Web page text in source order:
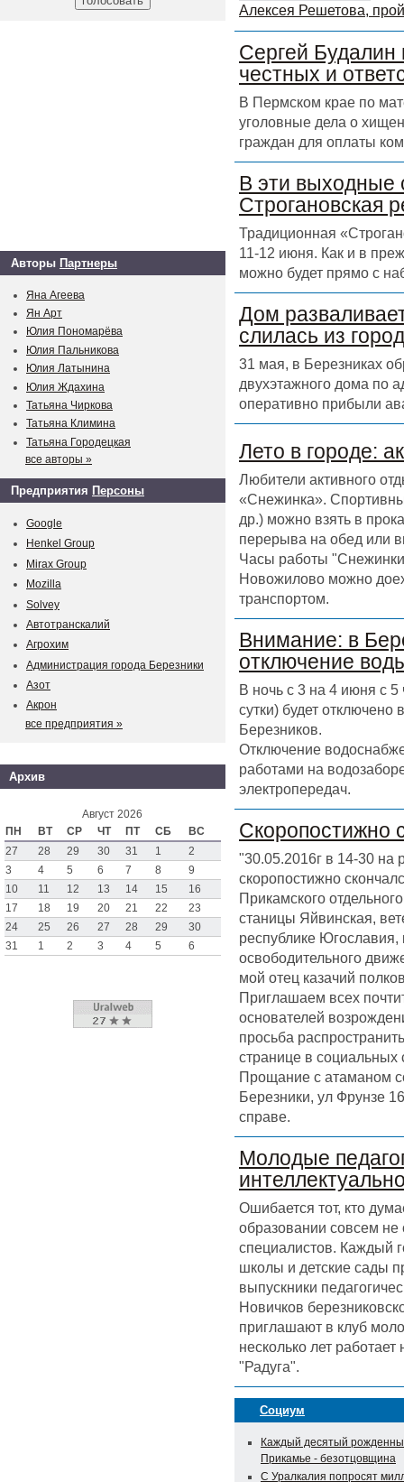
Алексея Решетова,
Сергей Будалин
честных и
В Пермском крае по
уголовные дела о
граждан для оплаты
В эти выходные
Строгановская
Традиционная
11-12 июня. Как и в
можно будет прямо с
Дом
слилась из
31 мая, в Березниках
двухэтажного дома по
оперативно прибыли
Лето в городе:
Любители активного
«Снежинка».
др.) можно взять в
перерыва на обед или
Часы работы
Новожилово можно
транспортом.
Внимание: в
отключение
В ночь с 3 на 4 июня с 5
сутки) будет
Березников.
Отключение
работами на
электропередач.
Скоропостижно
"30.05.2016г в 14-30 на
скоропостижно
Прикамского
станицы Яйвинская,
республике
освободительного
мой отец казачий
Приглашаем всех
основателей
просьба
странице в
Прощание с атаманом
Березники, ул Фрунзе
справе.
Молодые
Ошибается тот, кто
образовании совсем
специалистов. Каждый
школы и детские сады
выпускники
Новичков
приглашают в клуб
несколько лет
"Радуга".
Социум
Каждый десятый
Прикамье - безотцовщина
С Уралкалия попросят
Авторы Партнеры
Яна Агеева
Ян Арт
Юлия Пономарёва
Юлия Пальникова
Юлия Латынина
Юлия Ждахина
Татьяна Чиркова
Татьяна Климина
Татьяна Городецкая
все авторы »
Предприятия Персоны
Google
Henkel Group
Mirax Group
Mozilla
Solvey
Автотранскалий
Агрохим
Администрация города Березники
Азот
Акрон
все предприятия »
Архив
Август 2026
ПН
ВТ СР ЧТ ПТ СБ
ВС
27
28 29 30 31 1
2
3
4 5 6 7 8
9
10
11 12 13 14 15
16
17
18 19 20 21 22
23
24
25 26 27 28 29
30
31
1 2 3 4 5 6